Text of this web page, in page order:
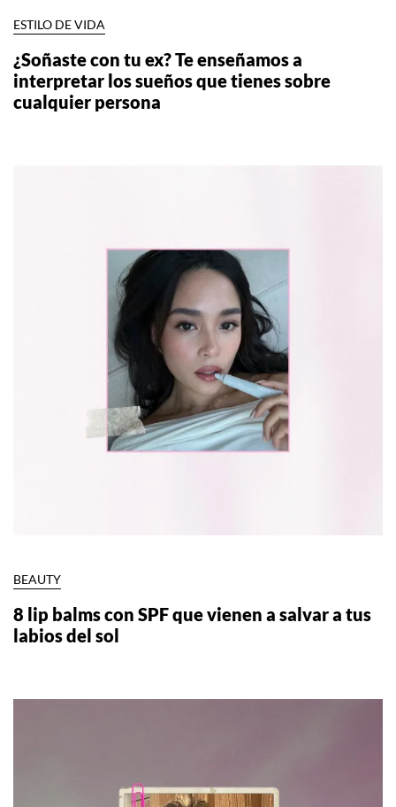
ESTILO DE VIDA
¿Soñaste con tu ex? Te enseñamos a
interpretar los sueños que tienes sobre
cualquier persona
BEAUTY
8 lip balms con SPF que vienen a salvar a tus
labios del sol